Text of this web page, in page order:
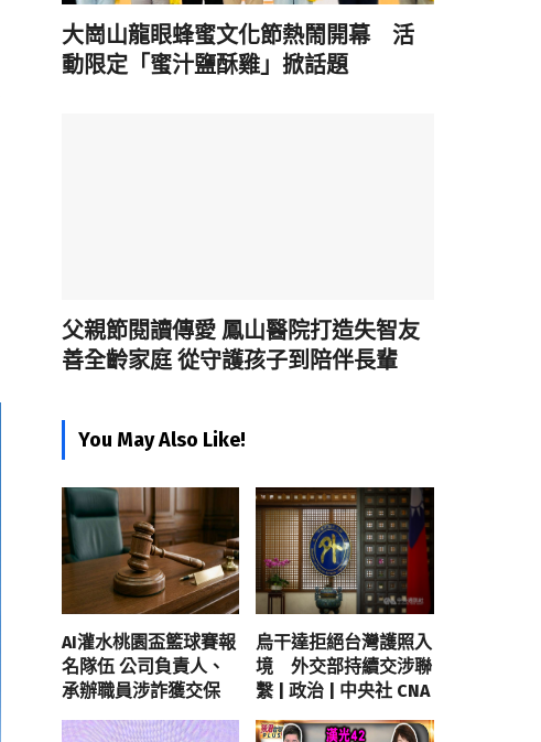
大崗山龍眼蜂蜜文化節熱鬧開幕 活
動限定「蜜汁鹽酥雞」掀話題
父親節閱讀傳愛 鳳山醫院打造失智友
善全齡家庭 從守護孩子到陪伴長輩
You May Also Like!
AI灌水桃園盃籃球賽報
名隊伍 公司負責人、
承辦職員涉詐獲交保
烏干達拒絕台灣護照入
境 外交部持續交涉聯
繫 | 政治 | 中央社 CNA